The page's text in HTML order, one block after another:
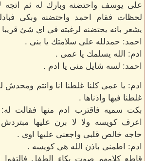
على يوسف واحتضنه وبارك له ثم اتجه
لحظات فقام احمد واحتضنه وبكى
يشعر بانه يحتضنه لرغبته فى اى شئ قريبا
احمد: حمدلله على سلامتك يا بنى .
ادم: الله يسلمك يا عمى .
احمد: لسه شايل منى يا ادم .
ادم: يا عمى كلنا غلطنا انا وانتم ومحدش
غلطنا فيها واذناها .
بكت سميه فاقترب ادم منها فقالت
اعرف كويسه ولا لا برن عليها
حاجه خالص قلبى واجعنى عليها اوى .
ادم: اطمنى باذن الله هى كويسه .
قاطع كلامهم صوت بكاء الطفل فالتفوا